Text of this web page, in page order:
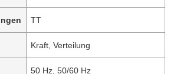
TT
Kraft, Verteilung
50 Hz, 50/60 Hz